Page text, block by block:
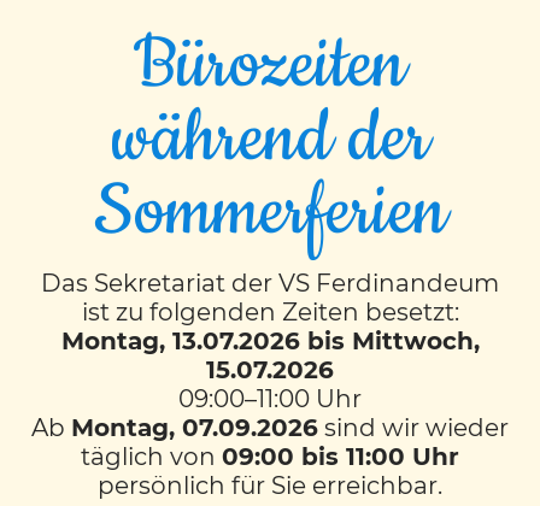
„Känguru der
Mathematik“ an der VS
Ferdinandeum
Am 20. März 2025 stellten sich über 100
Kinder unserer Schule der spannenden
Herausforderung des internationalen
Wettbewerbs „Känguru der Mathematik“.
Mit jährlich mehr als 100.000
Teilnehmenden allein in Österreich zählt
Bürozeiten
während der
Sommerferien
Das Sekretariat der VS Ferdinandeum
ist zu folgenden Zeiten besetzt:
Montag, 13.07.2026 bis Mittwoch,
15.07.2026
09:00–11:00 Uhr
Ab Montag, 07.09.2026 sind wir wieder
täglich von 09:00 bis 11:00 Uhr
persönlich für Sie erreichbar.